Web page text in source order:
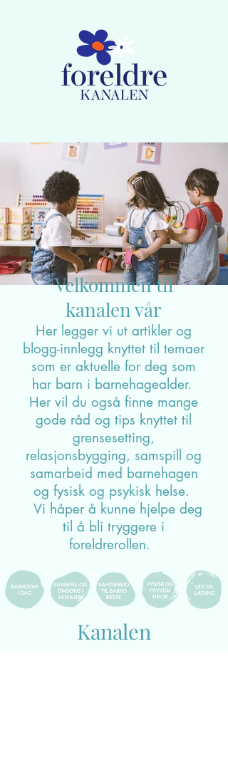
Medlemskap
Lag ny bruker / Logg inn
Velkommen til
kanalen vår
Her legger vi ut artikler og
blogg-innlegg knyttet til temaer
som er aktuelle for deg som
har barn i barnehagealder.
Her vil du også finne mange
gode råd og tips knyttet til
grensesetting,
relasjonsbygging, samspill og
samarbeid med barnehagen
og fysisk og psykisk helse.
Vi håper å kunne hjelpe deg
til å bli tryggere i
foreldrerollen.
Kanalen